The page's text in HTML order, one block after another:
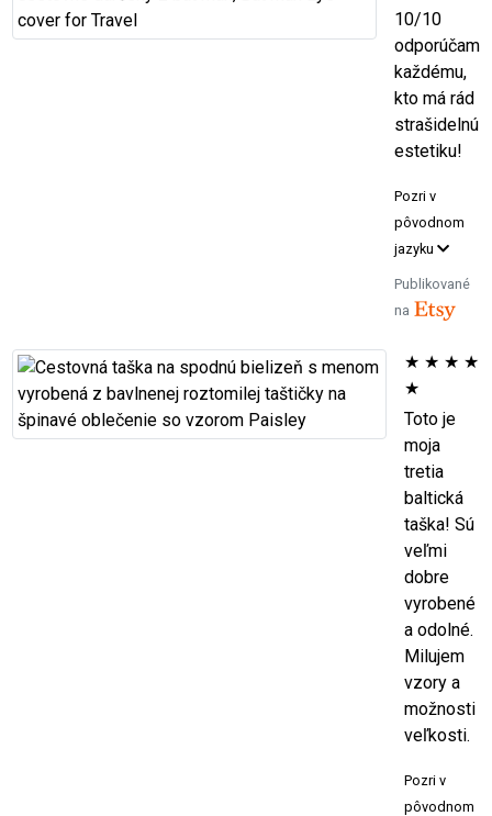
10/10
odporúčam
každému,
kto má rád
strašidelnú
estetiku!
Pozri v
pôvodnom
jazyku
Publikované
na
★ ★ ★ ★
★
Toto je
moja
tretia
baltická
taška! Sú
veľmi
dobre
vyrobené
a odolné.
Milujem
vzory a
možnosti
veľkosti.
Pozri v
pôvodnom